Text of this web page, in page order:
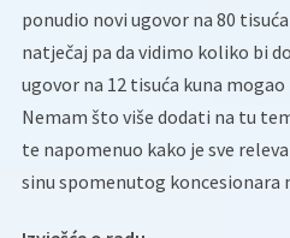
ponudio novi ugovor na 80
natječaj pa da vidimo koliko bi
ugovor na 12 tisuća kuna
Nemam što više dodati na tu
te napomenuo kako je sve
sinu spomenutog koncesionara